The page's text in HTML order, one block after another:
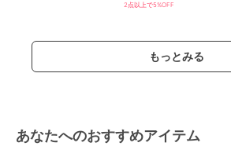
2点以上で5%OFF
もっとみる
あなたへのおすすめアイテム